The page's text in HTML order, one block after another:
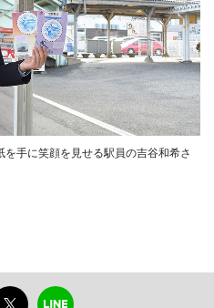
を手に笑顔を見せる駅員の吉谷和希さ